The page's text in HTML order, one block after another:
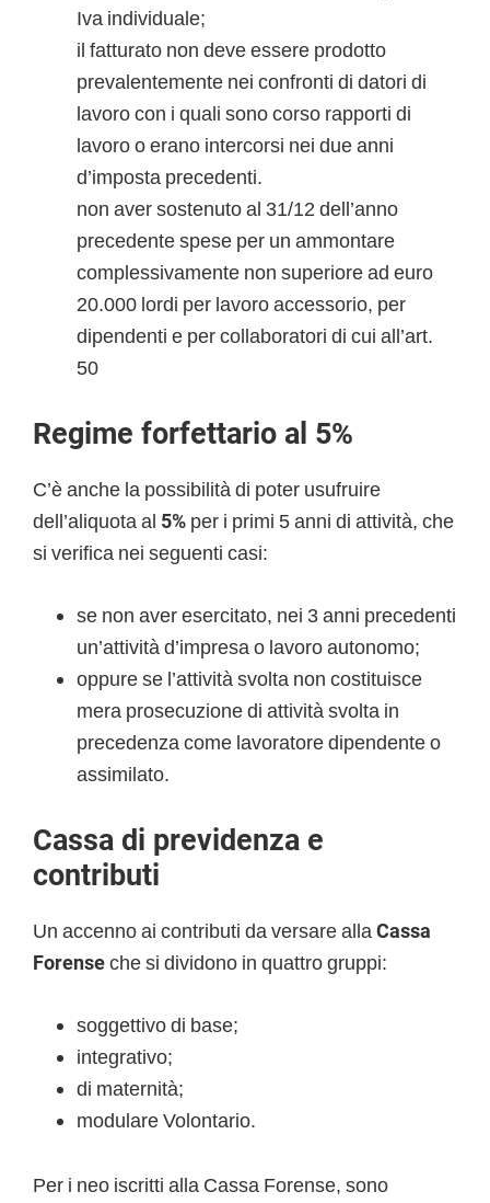
Iva individuale;
il fatturato non deve essere prodotto
prevalentemente nei confronti di datori di
lavoro con i quali sono corso rapporti di
lavoro o erano intercorsi nei due anni
d’imposta precedenti.
non aver sostenuto al 31/12 dell’anno
precedente spese per un ammontare
complessivamente non superiore ad euro
20.000 lordi per lavoro accessorio, per
dipendenti e per collaboratori di cui all’art.
50
Regime forfettario al 5%
C’è anche la possibilità di poter usufruire
dell’aliquota al 5% per i primi 5 anni di attività, che
si verifica nei seguenti casi:
se non aver esercitato, nei 3 anni precedenti
un’attività d’impresa o lavoro autonomo;
oppure se l’attività svolta non costituisce
mera prosecuzione di attività svolta in
precedenza come lavoratore dipendente o
assimilato.
Cassa di previdenza e
contributi
Un accenno ai contributi da versare alla Cassa
Forenseche si dividono in quattro gruppi:
soggettivo di base;
integrativo;
di maternità;
modulare Volontario.
Per i neo iscritti alla Cassa Forense, sono